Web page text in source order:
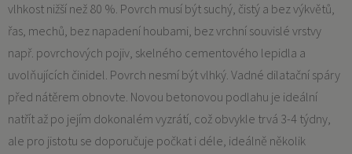
vlhkost nižší než 80 %. Povrch musí být suchý, čistý a bez výkvětů,
řas, mechů, bez napadení houbami, bez vrchní souvislé vrstvy
např. povrchových pojiv, skelného cementového lepidla a
uvolňujících činidel. Povrch nesmí být vlhký. Vadné dilatační spáry
před nátěrem obnovte. Novou betonovou podlahu je ideální
natřít až po jejím dokonalém vyzrátí, což obvykle trvá 3-4 týdny,
ale pro jistotu se doporučuje počkat i déle, ideálně několik